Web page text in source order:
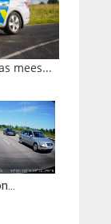
mees...